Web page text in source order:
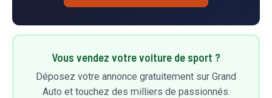
Vous vendez votre voiture de sport ?
Déposez votre annonce gratuitement sur Grand
Auto et touchez des milliers de passionnés.